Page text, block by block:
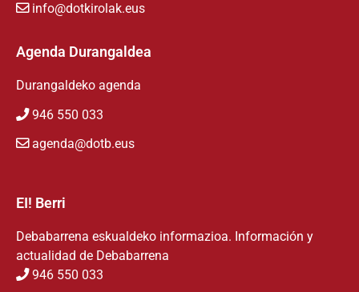
info@dotkirolak.eus
Agenda Durangaldea
Durangaldeko agenda
946 550 033
agenda@dotb.eus
EI! Berri
Debabarrena eskualdeko informazioa. Información y
actualidad de Debabarrena
946 550 033